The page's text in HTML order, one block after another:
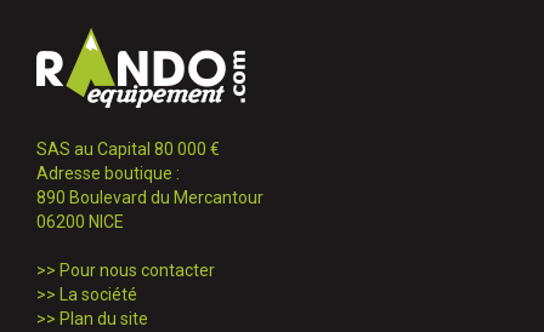
SAS au Capital 80 000 €
Adresse boutique :
890 Boulevard du Mercantour
06200 NICE
>> Pour nous contacter
>>
La société
>> Plan du site